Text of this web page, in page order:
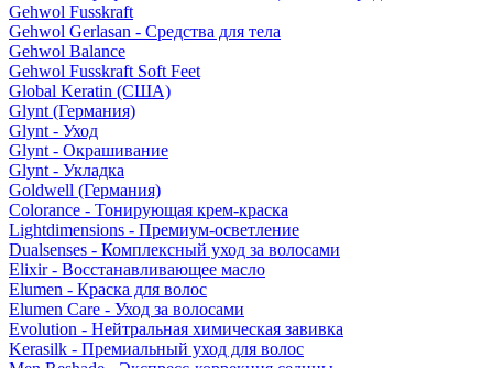
Gehwol Fusskraft
Gehwol Gerlasan - Средства для тела
Gehwol Balance
Gehwol Fusskraft Soft Feet
Global Keratin (США)
Glynt (Германия)
Glynt - Уход
Glynt - Окрашивание
Glynt - Укладка
Goldwell (Германия)
Colorance - Тонирующая крем-краска
Lightdimensions - Премиум-осветление
Dualsenses - Комплексный уход за волосами
Elixir - Восстанавливающее масло
Elumen - Краска для волос
Elumen Care - Уход за волосами
Evolution - Нейтральная химическая завивка
Kerasilk - Премиальный уход для волос